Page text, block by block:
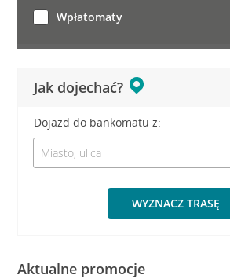
Jak dojechać?
Dojazd do bankomatu z:
WYZNACZ TRASĘ
Wpłatomaty
Aktualne promocje